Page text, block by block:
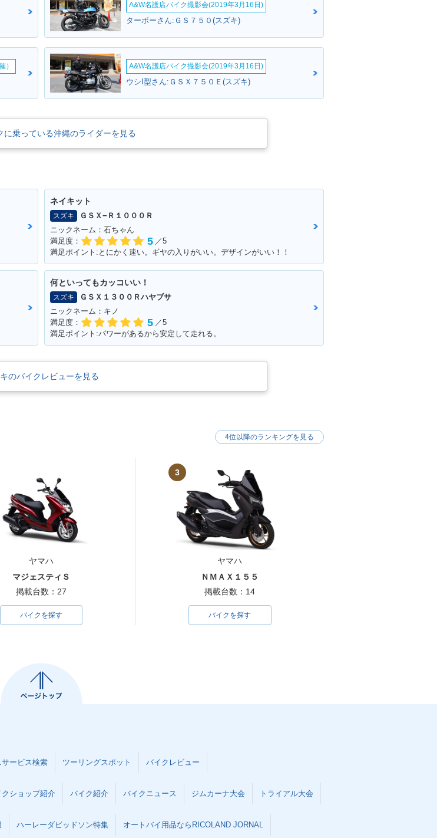
A&W名護店バイク撮影会(2019年3月16日)
ターボーさん:ＧＳ７５０(スズキ)
） A&W名護店バイク撮影会(2019年3月16日)
ウシI型さん:ＧＳＸ７５０Ｅ(スズキ)
に乗っている沖縄のライダーを見る
ネイキット
スズキ
ＧＳＸ−Ｒ１０００Ｒ
ニックネーム：石ちゃん
満足度：
5 ／5
満足ポイント:とにかく速い。ギヤの入りがいい。デザインがいい！！
何といってもカッコいい！
スズキ
ＧＳＸ１３００Ｒハヤブサ
ニックネーム：キノ
満足度：
5 ／5
満足ポイント:パワーがあるから安定して走れる。
のバイクレビューを見る
ヤマハ
マジェスティＳ
掲載台数：27
バイクを探す
3
ヤマハ
ＮＭＡＸ１５５
掲載台数：14
バイクを探す
4位以降のランキングを見る
サービス検索 ツーリングスポット バイクレビュー
クショップ紹介 バイク紹介 バイクニュース ジムカーナ大会 トライアル大会
ハーレーダビッドソン特集 オートバイ用品ならRICOLAND JORNAL